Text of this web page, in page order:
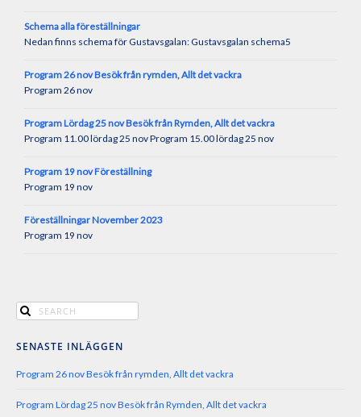
Schema alla föreställningar
Nedan finns schema för Gustavsgalan: Gustavsgalan schema5
Program 26 nov Besök från rymden, Allt det vackra
Program 26 nov
Program Lördag 25 nov Besök från Rymden, Allt det vackra
Program 11.00 lördag 25 nov Program 15.00 lördag 25 nov
Program 19 nov Föreställning
Program 19 nov
Föreställningar November 2023
Program 19 nov
SENASTE INLÄGGEN
Program 26 nov Besök från rymden, Allt det vackra
Program Lördag 25 nov Besök från Rymden, Allt det vackra